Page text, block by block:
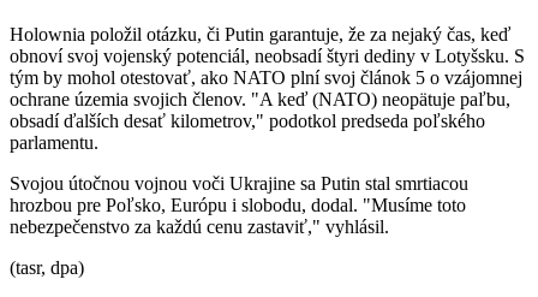
Holownia položil otázku, či Putin garantuje, že za nejaký čas, keď
obnoví svoj vojenský potenciál, neobsadí štyri dediny v Lotyšsku. S
tým by mohol otestovať, ako NATO plní svoj článok 5 o vzájomnej
ochrane územia svojich členov. "A keď (NATO) neopätuje paľbu,
obsadí ďalších desať kilometrov," podotkol predseda poľského
parlamentu.
Svojou útočnou vojnou voči Ukrajine sa Putin stal smrtiacou
hrozbou pre Poľsko, Európu i slobodu, dodal. "Musíme toto
nebezpečenstvo za každú cenu zastaviť," vyhlásil.
(tasr, dpa)